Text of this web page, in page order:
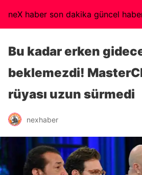
neX haber son dakika güncel
Bu kadar erken
beklemezdi!
rüyası uzun sürmedi
nexhaber